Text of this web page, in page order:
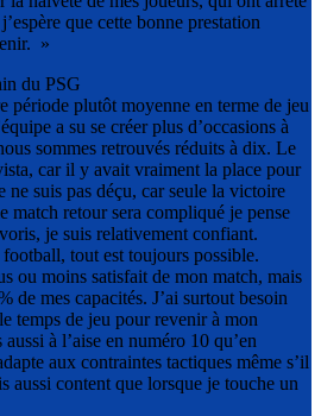
que cette bonne prestation
»
du PSG
période plutôt moyenne en terme de jeu
a su se créer plus d’occasions à
sommes retrouvés réduits à dix. Le
car il y avait vraiment la place pour
ne suis pas déçu, car seule la victoire
match retour sera compliqué je pense
je suis relativement confiant.
tout est toujours possible.
ou moins satisfait de mon match, mais
de mes capacités. J’ai surtout besoin
temps de jeu pour revenir à mon
à l’aise en numéro 10 qu’en
aux contraintes tactiques même s’il
aussi content que lorsque je touche un